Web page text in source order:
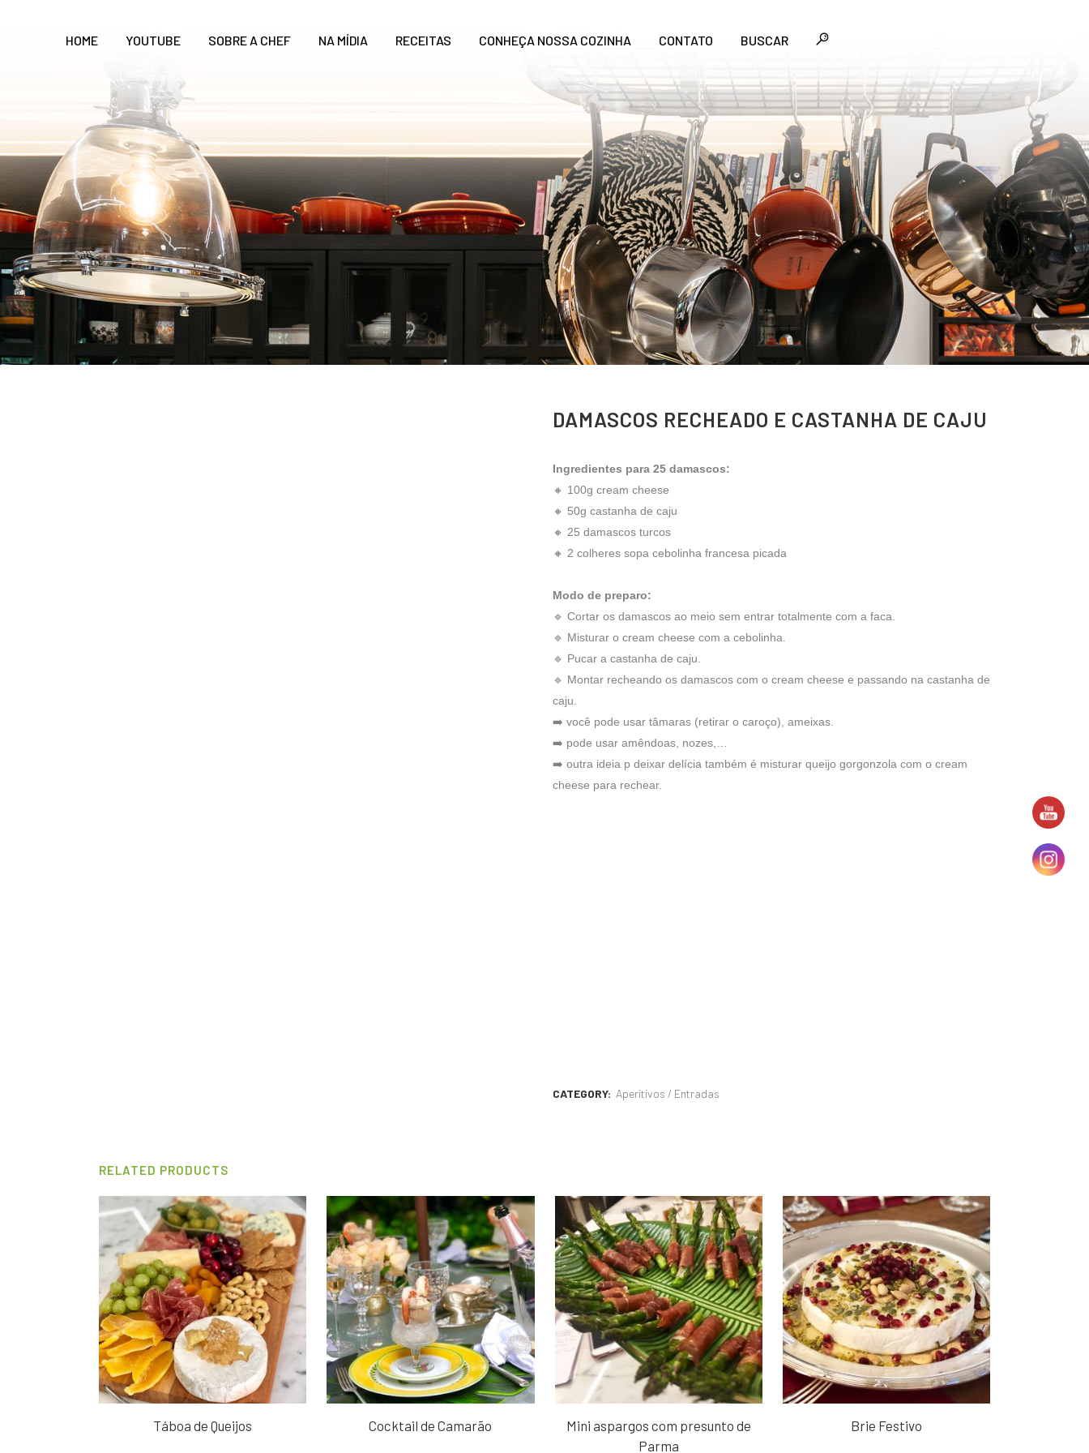
HOME YOUTUBE SOBRE A CHEF NA MÍDIA RECEITAS CONHEÇA NOSSA COZINHA CONTATO BUSCAR
DAMASCOS RECHEADO E CASTANHA DE CAJU
Ingredientes para 25 damascos:
🔸 100g cream cheese
🔸 50g castanha de caju
🔸 25 damascos turcos
🔸 2 colheres sopa cebolinha francesa picada
Modo de preparo:
🔹 Cortar os damascos ao meio sem entrar totalmente com a faca.
🔹 Misturar o cream cheese com a cebolinha.
🔹 Pucar a castanha de caju.
🔹 Montar recheando os damascos com o cream cheese e passando na castanha de
caju.
➡️ você pode usar tâmaras (retirar o caroço), ameixas.
➡️ pode usar amêndoas, nozes,…
➡️ outra ideia p deixar delícia também é misturar queijo gorgonzola com o cream
cheese para rechear.
CATEGORY: Aperitivos / Entradas
RELATED PRODUCTS
Táboa de Queijos Cocktail de Camarão
Mini aspargos com presunto de
Parma
Brie Festivo